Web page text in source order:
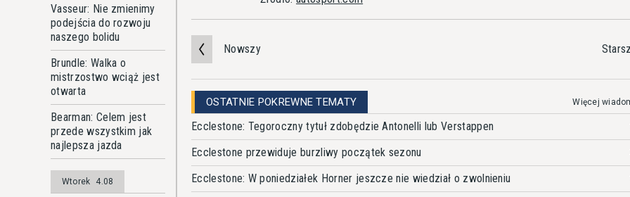
Vasseur: Nie zmienimy
podejścia do rozwoju
naszego bolidu
Brundle: Walka o
mistrzostwo wciąż jest
otwarta
Bearman: Celem jest
przede wszystkim jak
najlepsza jazda
Wtorek 4.08
Nowszy
OSTATNIE POKREWNE TEMATY Więcej
Ecclestone: Tegoroczny tytuł zdobędzie Antonelli lub Verstappen
Ecclestone przewiduje burzliwy początek sezonu
Ecclestone: W poniedziałek Horner jeszcze nie wiedział o zwolnieniu